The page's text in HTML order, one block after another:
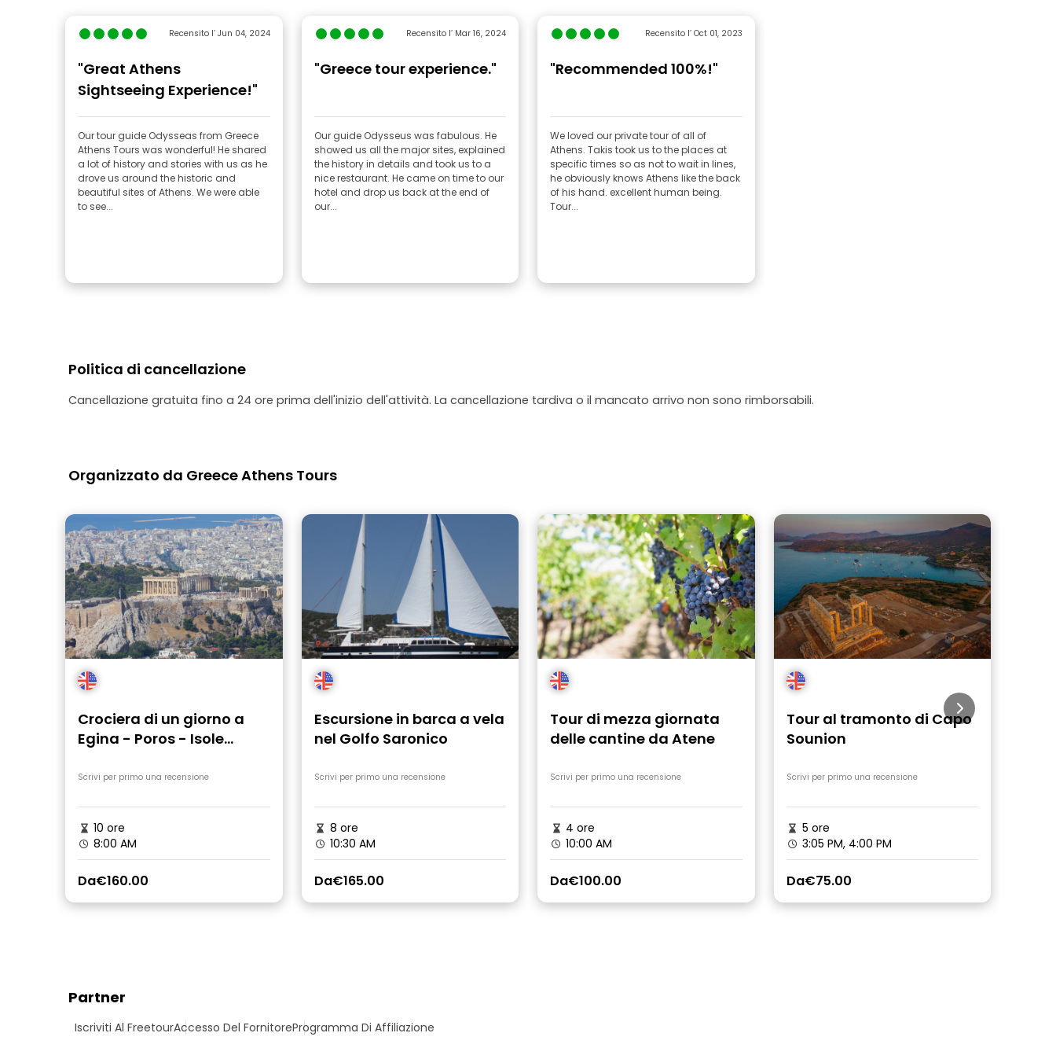
Recensito l’ Jun 04, 2024
"Great Athens
Sightseeing Experience!"
Our tour guide Odysseas from Greece
Athens Tours was wonderful! He shared
a lot of history and stories with us as he
drove us around the historic and
beautiful sites of Athens. We were able
to see...
Recensito l’ Mar 16, 2024
"Greece tour experience."
Our guide Odysseus was fabulous. He
showed us all the major sites, explained
the history in details and took us to a
nice restaurant. He came on time to our
hotel and drop us back at the end of
our...
Recensito l’ Oct 01, 2023
"Recommended 100%!"
We loved our private tour of all of
Athens. Takis took us to the places at
specific times so as not to wait in lines,
he obviously knows Athens like the back
of his hand. excellent human being.
Tour...
Politica di cancellazione
Cancellazione gratuita fino a 24 ore prima dell'inizio dell'attività. La cancellazione tardiva o il mancato arrivo non sono rimborsabili.
Organizzato da Greece Athens Tours
Crociera di un giorno a
Egina - Poros - Isole
Scrivi per primo una recensione
10 ore
8:00 AM
Da€160.00
Escursione in barca a vela
nel Golfo Saronico
Scrivi per primo una recensione
8 ore
10:30 AM
Da€165.00
Tour di mezza giornata
delle cantine da Atene
Scrivi per primo una recensione
4 ore
10:00 AM
Da€100.00
Tour al tramonto di Capo
Sounion
Scrivi per primo una recensione
5 ore
3:05 PM, 4:00 PM
Da€75.00
Partner
Iscriviti Al FreetourAccesso Del FornitoreProgramma Di Affiliazione